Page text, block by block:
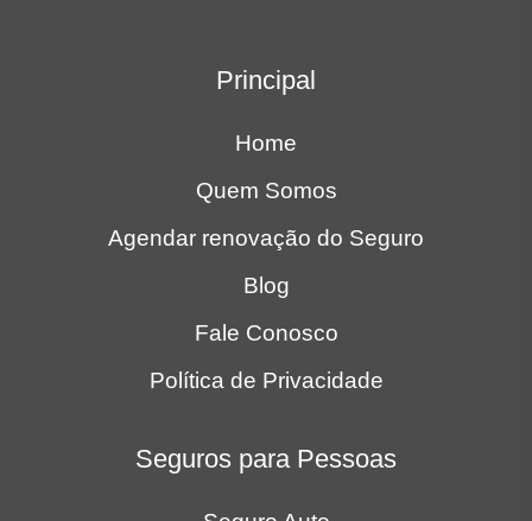
Principal
Home
Quem Somos
Agendar renovação do Seguro
Blog
Fale Conosco
Política de Privacidade
Seguros para Pessoas